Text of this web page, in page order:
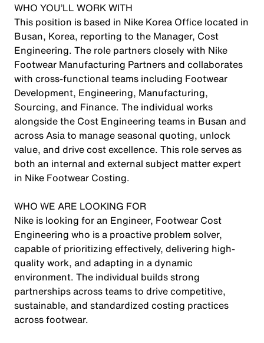
WHO YOU’LL WORK WITH
This position is based in Nike Korea Office located in
Busan, Korea, reporting to the Manager, Cost
Engineering. The role partners closely with Nike
Footwear Manufacturing Partners and collaborates
with cross-functional teams including Footwear
Development, Engineering, Manufacturing,
Sourcing, and Finance. The individual works
alongside the Cost Engineering teams in Busan and
across Asia to manage seasonal quoting, unlock
value, and drive cost excellence. This role serves as
both an internal and external subject matter expert
in Nike Footwear Costing.
WHO WE ARE LOOKING FOR
Nike is looking for an Engineer, Footwear Cost
Engineering who is a proactive problem solver,
capable of prioritizing effectively, delivering high-
quality work, and adapting in a dynamic
environment. The individual builds strong
partnerships across teams to drive competitive,
sustainable, and standardized costing practices
across footwear.